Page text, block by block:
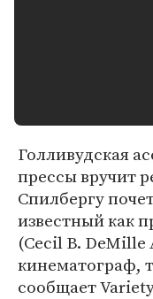
Голливудская
прессы вручит
Спилбергу
известный как
(Cecil B. DeMille
кинематограф,
сообщает